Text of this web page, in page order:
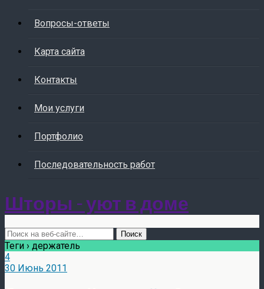
Вопросы-ответы
Карта сайта
Контакты
Мои услуги
Портфолио
Последовательность работ
Шторы - уют в доме
Теги › держатель
4
30 Июнь 2011